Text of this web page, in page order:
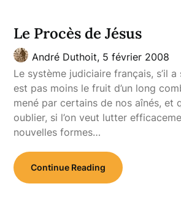
Le Procès de Jésus
André Duthoit, 5 février 2008
Le système judiciaire français, s’il a
est pas moins le fruit d’un long
mené par certains de nos aînés, et
oublier, si l’on veut lutter
nouvelles formes…
Continue Reading